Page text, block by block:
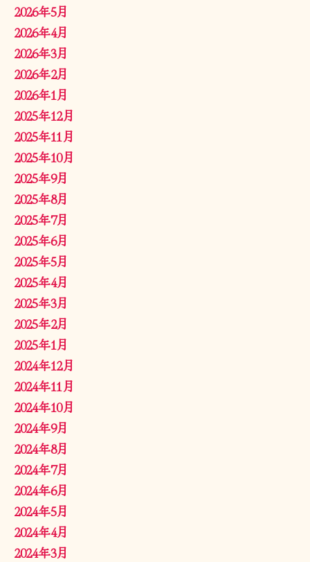
2026年5月
2026年4月
2026年3月
2026年2月
2026年1月
2025年12月
2025年11月
2025年10月
2025年9月
2025年8月
2025年7月
2025年6月
2025年5月
2025年4月
2025年3月
2025年2月
2025年1月
2024年12月
2024年11月
2024年10月
2024年9月
2024年8月
2024年7月
2024年6月
2024年5月
2024年4月
2024年3月